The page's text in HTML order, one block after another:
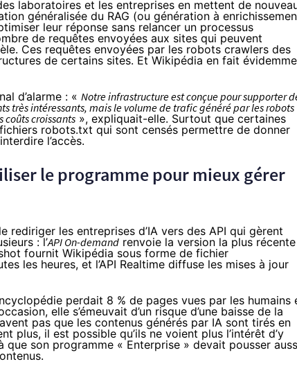
laboratoires et les entreprises en mettent de
généralisée du RAG (ou génération à
leur réponse sans relancer un processus
de requêtes envoyées aux sites qui peuvent
Ces requêtes envoyées par les robots crawlers des
de certains sites. Et Wikipédia en fait
d’alarme : « Notre infrastructure est conçue pour supporter
très intéressants, mais le volume de trafic généré par les robots
coûts croissants », expliquait-elle. Surtout que certaines
robots.txt qui sont censés permettre de donner
l’accès.
le programme pour mieux gérer
les entreprises d’IA vers des API qui gèrent
: l’API On-demand renvoie la version la plus récente
fournit Wikipédia sous forme de fichier
les heures, et l’API Realtime diffuse les mises à jour
perdait 8 % de pages vues par les humains
elle s’émeuvait d’un risque d’une baisse de la
pas que les contenus générés par IA sont tirés en
plus, il est possible qu’ils ne voient plus l’intérêt d’y
son programme « Enterprise » devait pousser